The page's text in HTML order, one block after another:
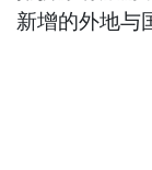
新增的外地与